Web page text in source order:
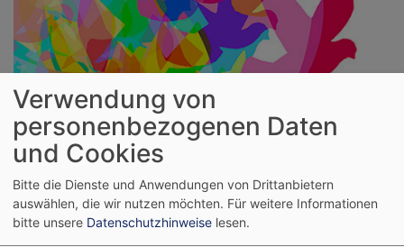
Verwendung von
personenbezogenen Daten
und Cookies
Bitte die Dienste und Anwendungen von Drittanbietern
auswählen, die wir nutzen möchten. Für weitere Informationen
bitte unsere Datenschutzhinweise lesen.